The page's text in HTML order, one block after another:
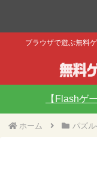
ブラウザで遊ぶ無料
【Flashゲ
ホーム パズ